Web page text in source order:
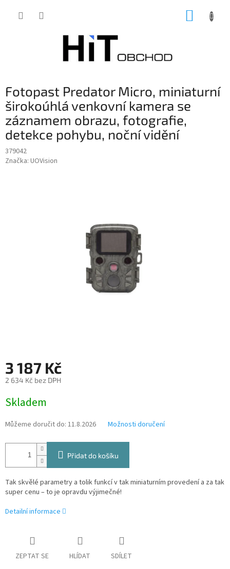
Fotopast Predator Micro, miniaturní
širokoúhlá venkovní kamera se
záznamem obrazu, fotografie,
detekce pohybu, noční vidění
379042
Značka: UOVision
3 187 Kč
2 634 Kč bez DPH
cena:
Skladem
Můžeme doručit do: 11.8.2026 Možnosti doručení
Přidat do košíku
Tak skvělé parametry a tolik funkcí v tak miniaturním provedení a za tak
super cenu – to je opravdu výjimečné!
Detailní informace
ZEPTAT SE HLÍDAT SDÍLET